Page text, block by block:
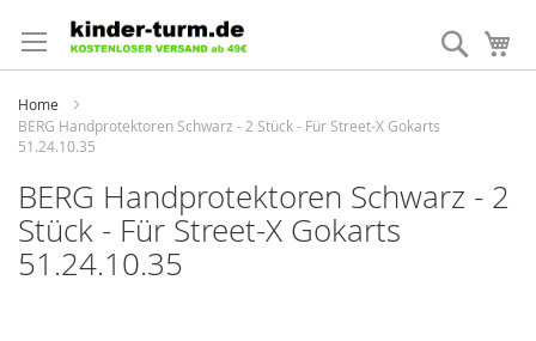
zum
Inhalt
Suche
Home
BERG Handprotektoren Schwarz - 2 Stück - Für Street-X Gokarts
51.24.10.35
BERG Handprotektoren Schwarz - 2
Stück - Für Street-X Gokarts
51.24.10.35